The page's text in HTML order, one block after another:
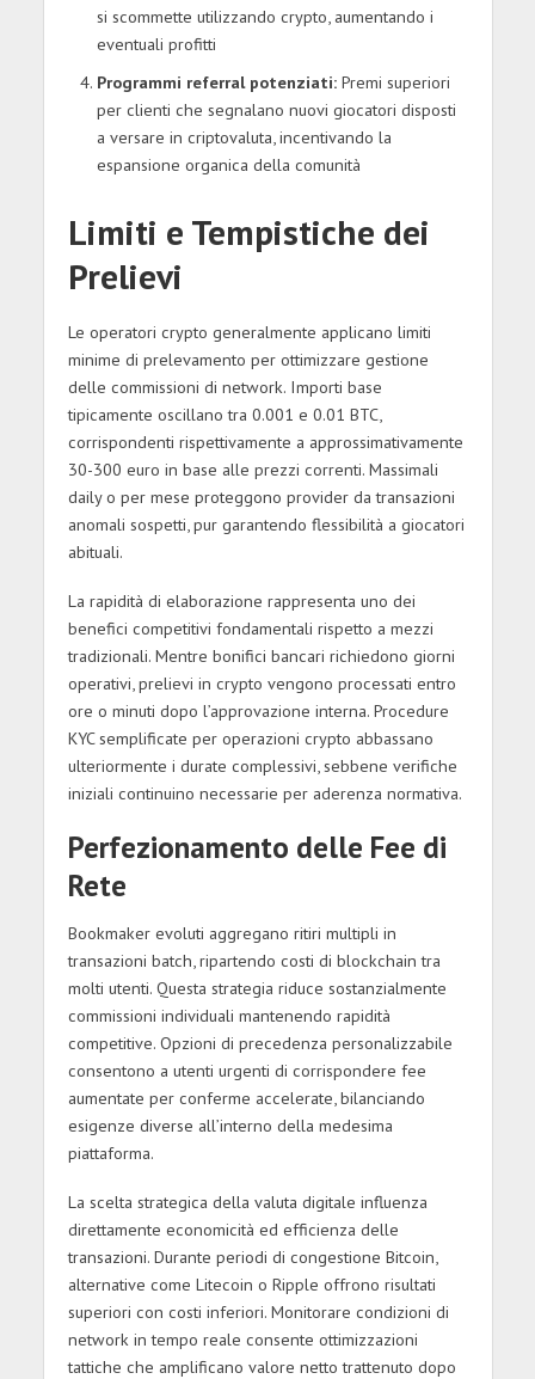
si scommette utilizzando crypto, aumentando i
eventuali profitti
Programmi referral potenziati:Premi superiori
per clienti che segnalano nuovi giocatori disposti
a versare in criptovaluta, incentivando la
espansione organica della comunità
Limiti e Tempistiche dei
Prelievi
Le operatori crypto generalmente applicano limiti
minime di prelevamento per ottimizzare gestione
delle commissioni di network. Importi base
tipicamente oscillano tra 0.001 e 0.01 BTC,
corrispondenti rispettivamente a approssimativamente
30-300 euro in base alle prezzi correnti. Massimali
daily o per mese proteggono provider da transazioni
anomali sospetti, pur garantendo flessibilità a giocatori
abituali.
La rapidità di elaborazione rappresenta uno dei
benefici competitivi fondamentali rispetto a mezzi
tradizionali. Mentre bonifici bancari richiedono giorni
operativi, prelievi in crypto vengono processati entro
ore o minuti dopo l’approvazione interna. Procedure
KYC semplificate per operazioni crypto abbassano
ulteriormente i durate complessivi, sebbene verifiche
iniziali continuino necessarie per aderenza normativa.
Perfezionamento delle Fee di
Rete
Bookmaker evoluti aggregano ritiri multipli in
transazioni batch, ripartendo costi di blockchain tra
molti utenti. Questa strategia riduce sostanzialmente
commissioni individuali mantenendo rapidità
competitive. Opzioni di precedenza personalizzabile
consentono a utenti urgenti di corrispondere fee
aumentate per conferme accelerate, bilanciando
esigenze diverse all’interno della medesima
piattaforma.
La scelta strategica della valuta digitale influenza
direttamente economicità ed efficienza delle
transazioni. Durante periodi di congestione Bitcoin,
alternative come Litecoin o Ripple offrono risultati
superiori con costi inferiori. Monitorare condizioni di
network in tempo reale consente ottimizzazioni
tattiche che amplificano valore netto trattenuto dopo